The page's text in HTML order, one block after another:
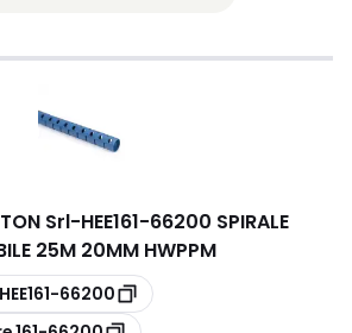
Srl-HEE161-66200 SPIRALE
25M 20MM HWPPM
HEE161-66200